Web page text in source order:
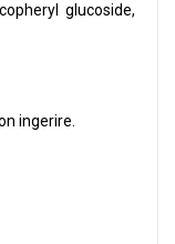
glucoside,
ingerire.